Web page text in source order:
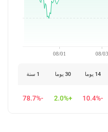
08/01 08/03
14 يوما 30 يوما 1 سنة
-10.4%
+2.0%
-78.7%